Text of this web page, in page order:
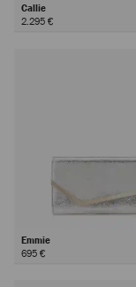
Callie
2.295 €
Emmie
695 €